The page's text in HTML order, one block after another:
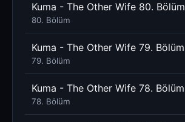
Kuma - The Other Wife 80. Bölüm
80. Bölüm
Kuma - The Other Wife 79. Bölüm
79. Bölüm
Kuma - The Other Wife 78. Bölüm
78. Bölüm